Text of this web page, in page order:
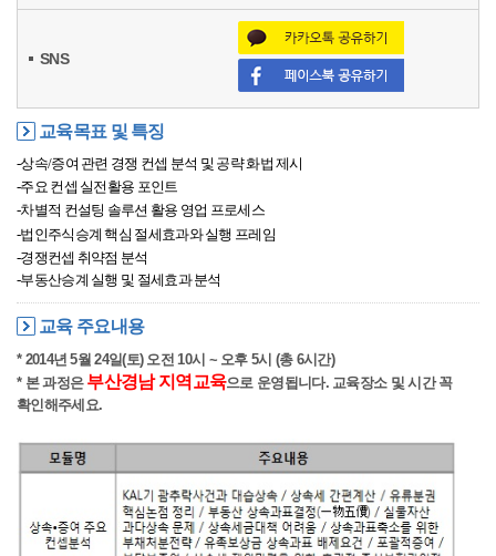
SNS
교육목표 및 특징
-상속/증여 관련 경쟁 컨셉 분석 및 공략 화법 제시
-주요 컨셉 실전활용 포인트
-차별적 컨설팅 솔루션 활용 영업 프로세스
-법인주식승계 핵심 절세효과와 실행 프레임
-경쟁컨셉 취약점 분석
-부동산승계 실행 및 절세효과 분석
교육 주요내용
* 2014년 5월 24일(토) 오전 10시 ~ 오후 5시 (총 6시간)
* 본 과정은 부산경남 지역교육으로 운영됩니다. 교육장소 및 시간 꼭
확인해주세요.